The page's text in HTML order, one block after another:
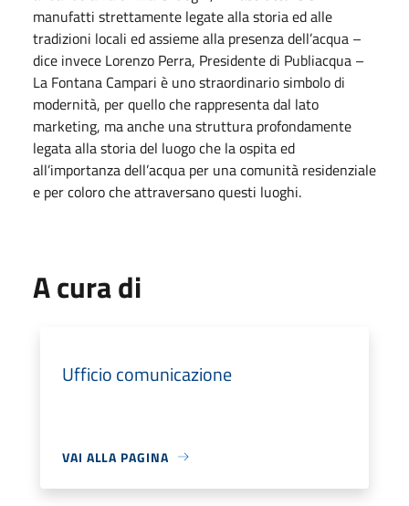
manufatti strettamente legate alla storia ed alle
tradizioni locali ed assieme alla presenza dell’acqua –
dice invece Lorenzo Perra, Presidente di Publiacqua –
La Fontana Campari è uno straordinario simbolo di
modernità, per quello che rappresenta dal lato
marketing, ma anche una struttura profondamente
legata alla storia del luogo che la ospita ed
all’importanza dell’acqua per una comunità residenziale
e per coloro che attraversano questi luoghi.
A cura di
Ufficio comunicazione
VAI ALLA PAGINA